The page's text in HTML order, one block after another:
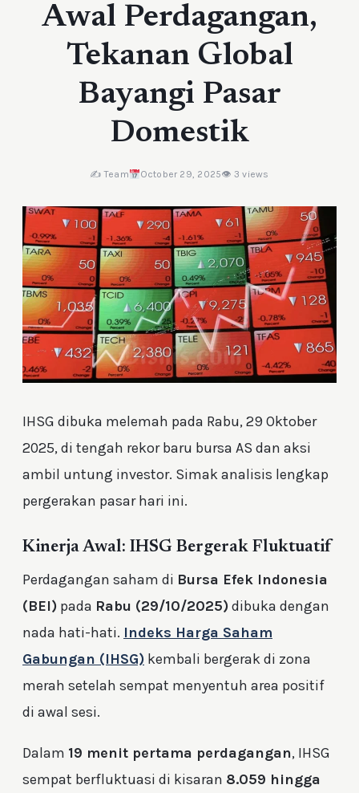
Awal Perdagangan,
Tekanan Global
Bayangi Pasar
Domestik
✍️ Team October 29, 2025👁 3 views
IHSG dibuka melemah pada Rabu, 29 Oktober
2025, di tengah rekor baru bursa AS dan aksi
ambil untung investor. Simak analisis lengkap
pergerakan pasar hari ini.
Kinerja Awal: IHSG Bergerak Fluktuatif
Perdagangan saham di Bursa Efek Indonesia
(BEI) pada Rabu (29/10/2025)dibuka dengan
nada hati-hati. Indeks Harga Saham
Gabungan (IHSG) kembali bergerak di zona
merah setelah sempat menyentuh area positif
di awal sesi.
Dalam 19 menit pertama perdagangan, IHSG
sempat berfluktuasi di kisaran 8.059 hingga